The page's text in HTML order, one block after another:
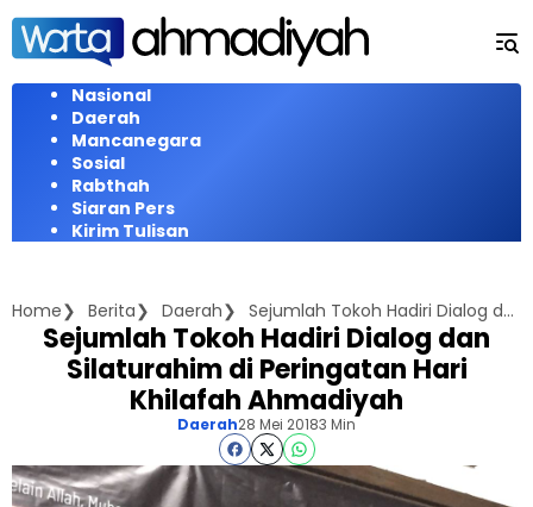
Langsung
konten
Nasional
Daerah
Mancanegara
Sosial
Rabthah
Siaran Pers
Kirim Tulisan
Home Berita Daerah Sejumlah Tokoh Hadiri Dialog dan Silaturahim di Peringatan Hari Khilafah Ahmadiyah
Sejumlah Tokoh Hadiri Dialog dan
Silaturahim di Peringatan Hari
Khilafah Ahmadiyah
Daerah28 Mei 20183 Min